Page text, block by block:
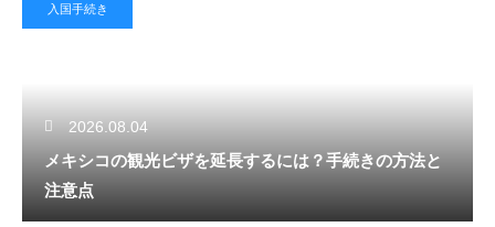
入国手続き
2026.08.04
メキシコの観光ビザを延長するには？手続きの方法と
注意点